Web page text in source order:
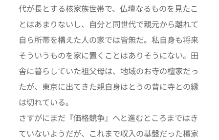
代が長とする核家族世帯で、仏壇なるものを見たこ
とはあまりないし、自分と同世代で親元から離れて
自ら所帯を構えた人の家では皆無だ。私自身も将来
そういうものを家に置くことはありそうにない。田
舎に暮らしていた祖父母は、地域のお寺の檀家だっ
たが、東京に出てきた親自身はとうの昔に寺との縁
は切れている。
さすがにまだ『価格競争』へと進むところまではき
ていないようだが、これまで収入の基盤だった檀家